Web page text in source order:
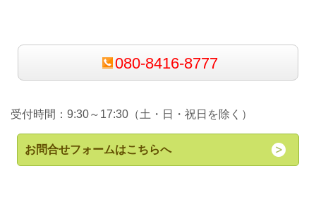
080-8416-8777
受付時間：9:30～17:30（土・日・祝日を除く）
お問合せフォームはこちらへ